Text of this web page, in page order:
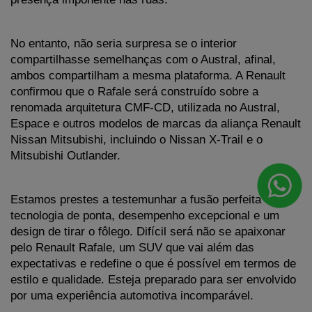
No entanto, não seria surpresa se o interior
compartilhasse semelhanças com o Austral, afinal,
ambos compartilham a mesma plataforma. A Renault
confirmou que o Rafale será construído sobre a
renomada arquitetura CMF-CD, utilizada no Austral,
Espace e outros modelos de marcas da aliança Renault
Nissan Mitsubishi, incluindo o Nissan X-Trail e o
Mitsubishi Outlander.
Estamos prestes a testemunhar a fusão perfeita entre
tecnologia de ponta, desempenho excepcional e um
design de tirar o fôlego. Difícil será não se apaixonar
pelo Renault Rafale, um SUV que vai além das
expectativas e redefine o que é possível em termos de
estilo e qualidade. Esteja preparado para ser envolvido
por uma experiência automotiva incomparável.